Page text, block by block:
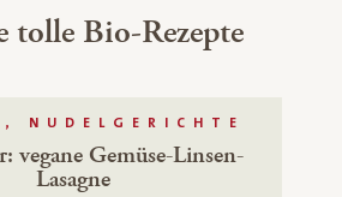
tolle Bio-Rezepte
NUDELGERICHTE
vegane Gemüse-Linsen-
Lasagne